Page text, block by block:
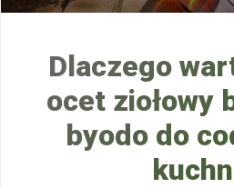
Dlaczego
ocet ziołowy
byodo do